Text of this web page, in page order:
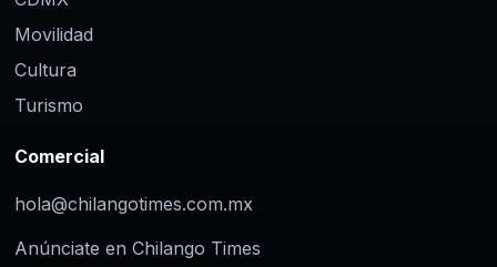
Movilidad
Cultura
Turismo
Comercial
hola@chilangotimes.com.mx
Anúnciate en Chilango Times